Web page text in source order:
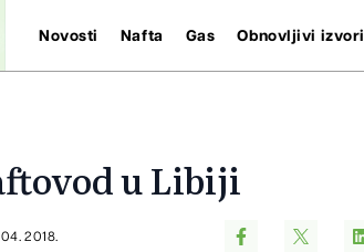
Novosti Nafta Gas Obnovljivi izvori
u Libiji
2018.